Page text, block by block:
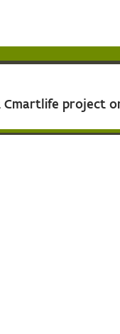
Cmartlife project